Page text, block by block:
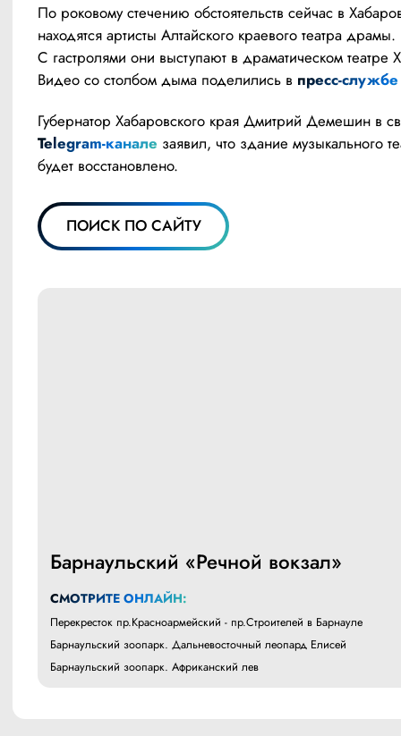
По роковому стечению обстоятельств сейчас в
находятся артисты Алтайского краевого театра драмы.
С гастролями они выступают в драматическом театре
Видео со столбом дыма поделились в пресс-службе
Telegram-канале заявил, что здание музыкального
будет восстановлено.
ПОИСК ПО САЙТУ
Барнаульский «Речной вокзал»
СМОТРИТЕ ОНЛАЙН:
Перекресток пр.Красноармейский - пр.Строителей в Барнауле
Барнаульский зоопарк. Дальневосточный леопард Елисей
Барнаульский зоопарк. Африканский лев